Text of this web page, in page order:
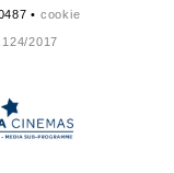
• cookie
2017